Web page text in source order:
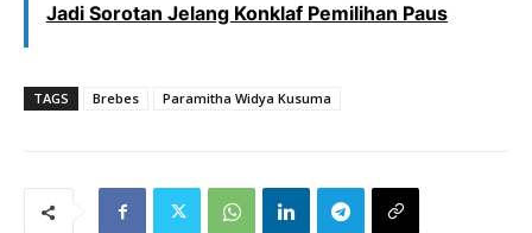
Jadi Sorotan Jelang Konklaf Pemilihan Paus
TAGS Brebes Paramitha Widya Kusuma